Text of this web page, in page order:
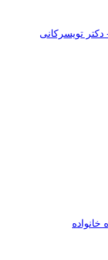
دکتر تویسرکانی
خانواده